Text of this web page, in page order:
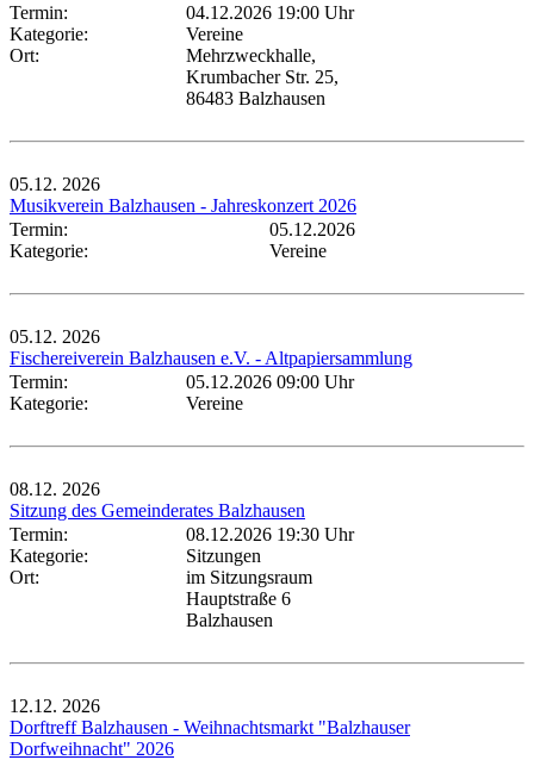
Termin:
04.12.2026 19:00 Uhr
Kategorie:
Vereine
Ort:
Mehrzweckhalle,
Krumbacher Str. 25,
86483 Balzhausen
05.12. 2026
Musikverein Balzhausen - Jahreskonzert 2026
Termin:
05.12.2026
Kategorie:
Vereine
05.12. 2026
Fischereiverein Balzhausen e.V. - Altpapiersammlung
Termin:
05.12.2026 09:00 Uhr
Kategorie:
Vereine
08.12. 2026
Sitzung des Gemeinderates Balzhausen
Termin:
08.12.2026 19:30 Uhr
Kategorie:
Sitzungen
Ort:
im Sitzungsraum
Hauptstraße 6
Balzhausen
12.12. 2026
Dorftreff Balzhausen - Weihnachtsmarkt "Balzhauser
Dorfweihnacht" 2026